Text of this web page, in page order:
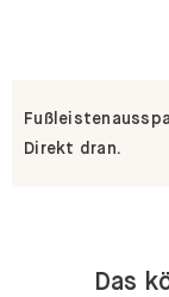
Direkt dran.
Das